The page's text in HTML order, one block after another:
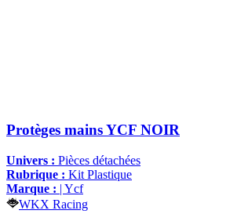
Protèges mains YCF NOIR
Univers : Pièces détachées
Rubrique : Kit Plastique
Marque : | Ycf
WKX Racing